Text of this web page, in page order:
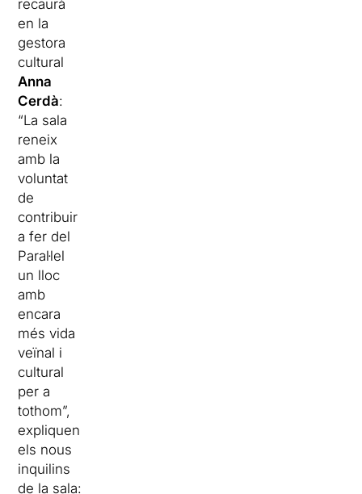
recaurà
en la
gestora
cultural
Anna
Cerdà:
“La sala
reneix
amb la
voluntat
de
contribuir
a fer del
Paral·lel
un lloc
amb
encara
més vida
veïnal i
cultural
per a
tothom”,
expliquen
els nous
inquilins
de la sala: